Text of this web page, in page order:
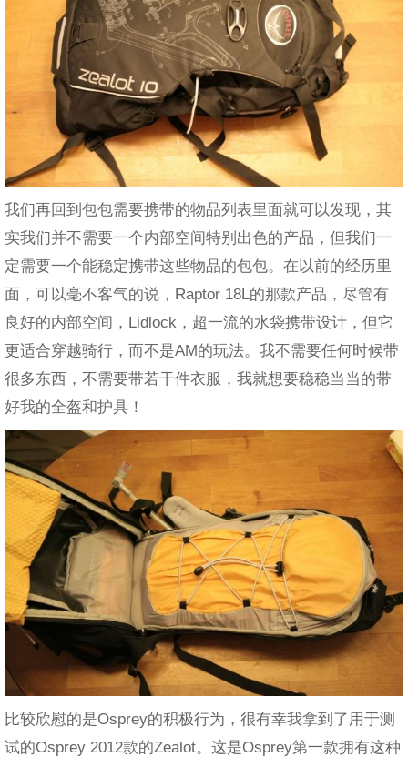
我们再回到包包需要携带的物品列表里面就可以发现，其
实我们并不需要一个内部空间特别出色的产品，但我们一
定需要一个能稳定携带这些物品的包包。在以前的经历里
面，可以毫不客气的说，Raptor 18L的那款产品，尽管有
良好的内部空间，Lidlock，超一流的水袋携带设计，但它
更适合穿越骑行，而不是AM的玩法。我不需要任何时候带
很多东西，不需要带若干件衣服，我就想要稳稳当当的带
好我的全盔和护具！
比较欣慰的是Osprey的积极行为，很有幸我拿到了用于测
试的Osprey 2012款的Zealot。这是Osprey第一款拥有这种